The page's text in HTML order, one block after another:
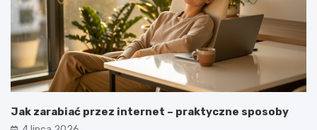
Jak zarabiać przez internet – praktyczne sposoby